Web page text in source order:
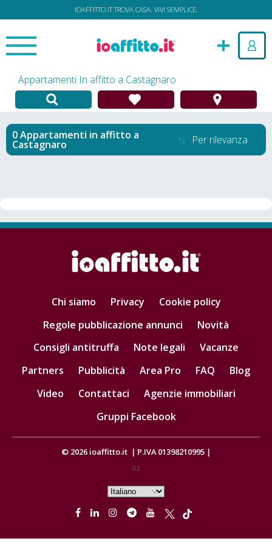
IOAFFITTO.IT TROVA CASA. VIVI SEMPLICE.
Appartamenti In affitto a Castagnaro
Appartamenti in affitto a
Castagnaro Per rilevanza
Chi siamo Privacy
Cookie policy
Regole pubblicazione annunci
Novità
Consigli antitruffa
Note legali
Vacanze
Partners
Pubblicità Area Pro FAQ
Blog
Video
Contattaci
Agenzie immobiliari
Gruppi Facebook
© 2026 ioaffitto.it | P.IVA 01398210995 |
0.2